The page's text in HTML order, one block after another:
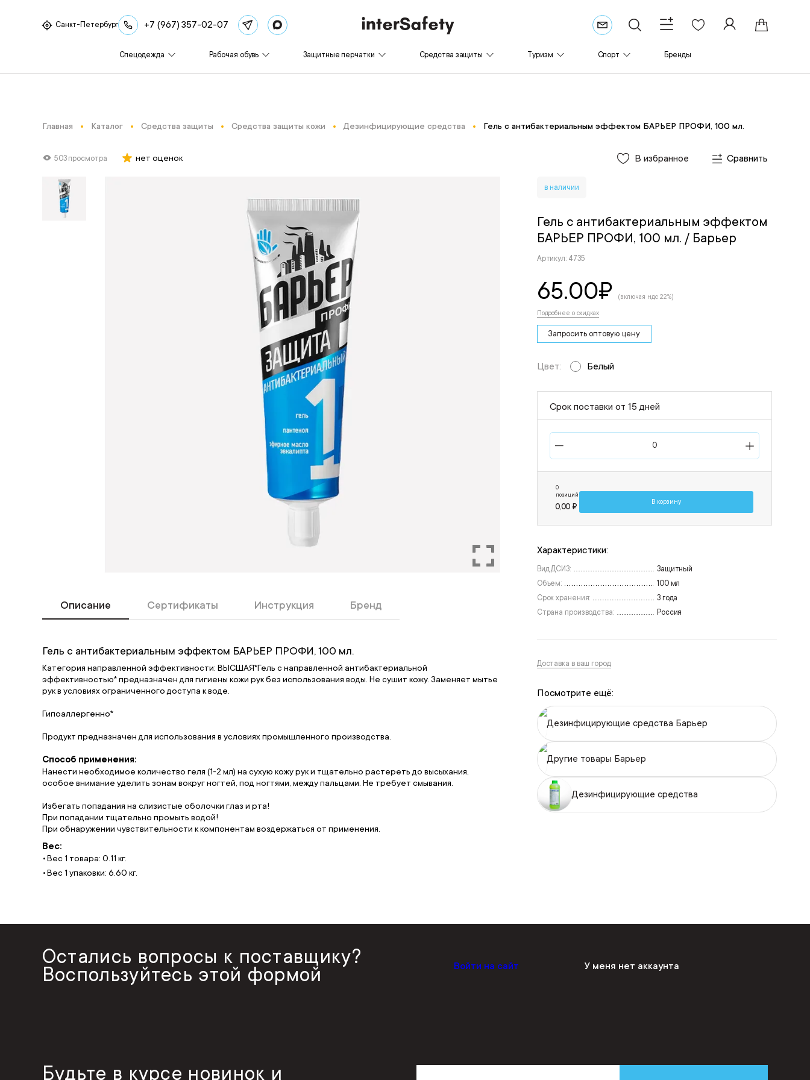
Санкт-Петербург +7 (967) 357-02-07
Спецодежда Рабочая обувь Защитные перчатки Средства защиты Туризм Спорт Бренды
Главная Каталог Средства защиты Средства защиты кожи Дезинфицирующие средства Гель с антибактериальным эффектом БАРЬЕР ПРОФИ, 100 мл.
503 просмотра нет оценок В избранное Сравнить
Описание Сертификаты Инструкция Бренд
Гель с антибактериальным эффектом БАРЬЕР ПРОФИ, 100 мл.
Категория направленной эффективности: ВЫСШАЯ*Гель с направленной антибактериальной
эффективностью* предназначен для гигиены кожи рук без использования воды. Не сушит кожу. Заменяет мытье
рук в условиях ограниченного доступа к воде.
Гипоаллергенно*
Продукт предназначен для использования в условиях промышленного производства.
Способ применения:
Нанести необходимое количество геля (1-2 мл) на сухую кожу рук и тщательно растереть до высыхания,
особое внимание уделить зонам вокруг ногтей, под ногтями, между пальцами. Не требует смывания.
Избегать попадания на слизистые оболочки глаз и рта!
При попадании тщательно промыть водой!
При обнаружении чувствительности к компонентам воздержаться от применения.
Вес:
Вес 1 товара: 0.11 кг.
Вес 1 упаковки: 6.60 кг.
в наличии
Гель с антибактериальным эффектом
БАРЬЕР ПРОФИ, 100 мл. / Барьер
Артикул: 4735
65.00₽ (включая ндс 22%)
Подробнее о скидках
Запросить оптовую цену
Цвет: Белый
Срок поставки от 15 дней
0
позиций
0,00 ₽
В корзину
Характеристики:
Вид ДСИЗ:
Защитный
Объем:
100 мл
Срок хранения:
3 года
Страна производства:
Россия
Доставка в ваш город
Посмотрите ещё:
Дезинфицирующие средства Барьер
Другие товары Барьер
Дезинфицирующие средства
Остались вопросы к поставщику?
Воспользуйтесь этой формой
Войти на сайт У меня нет аккаунта
Будьте в курсе новинок и